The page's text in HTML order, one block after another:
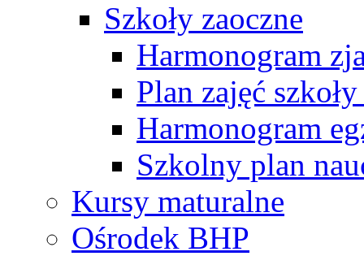
Szkoły zaoczne
Harmonogram
Plan zajęć
Harmonogram
Szkolny plan
Kursy maturalne
Ośrodek BHP